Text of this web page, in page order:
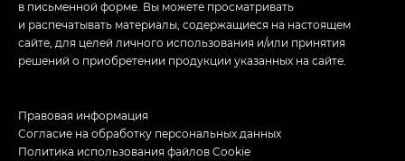
в письменной форме. Вы можете просматривать
и распечатывать материалы, содержащиеся на настоящем
сайте, для целей личного использования и/или принятия
решений о приобретении продукции указанных на сайте.
Правовая информация
Согласие на обработку персональных данных
Политика использования файлов Cookie